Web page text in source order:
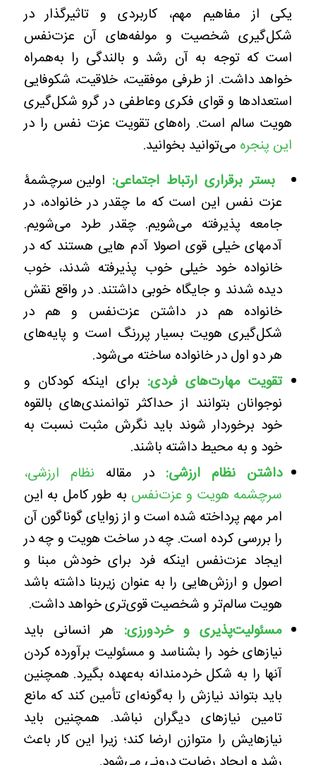
یکی از مفاهیم مهم، کاربردی و تاثیرگذار در
شکل‌گیری شخصیت و مولفه‌های آن عزت‌نفس
است که توجه به آن رشد و بالندگی را به‌همراه
خواهد داشت. از طرفی موفقیت، خلاقیت، شکوفایی
استعدادها و قوای فکری وعاطفی در گرو شکل‌گیری
هویت سالم است. راه‌های تقویت عزت نفس را در
این پنجره می‌توانید بخوانید.
بستر برقراری ارتباط اجتماعی: اولین سرچشمۀ
عزت نفس این است که ما چقدر در خانواده، در
جامعه پذیرفته می‌شویم. چقدر طرد می‌شویم.
آدمهای خیلی قوی اصولا آدم هایی هستند که در
خانواده خود خیلی خوب پذیرفته شدند، خوب
دیده شدند و جایگاه خوبی داشتند. در واقع نقش
خانواده هم در داشتن عزت‌نفس و هم در
شکل‌گیری هویت بسیار پررنگ است و پایه‌های
هر دو اول در خانواده ساخته‌ می‌شود.
تقویت مهارت‌های فردی: برای اینکه کودکان و
نوجوانان بتوانند از حداکثر توانمندی‌های بالقوه
خود برخوردار شوند باید نگرش مثبت نسبت به
خود و به محیط داشته باشند.
داشتن نظام ارزشی: در مقاله نظام ارزشی،
سرچشمه هویت و عزت‌نفس به طور کامل به این
امر مهم پرداخته شده است و از زوایای گوناگون آن
را بررسی کرده است. چه در ساخت هویت و چه در
ایجاد عزت‌نفس اینکه فرد برای خودش مبنا و
اصول و ارزش‌هایی را به عنوان زیربنا داشته باشد
هویت سالم‌تر و شخصیت قوی‌تری خواهد داشت.
مسئولیت‌پذیری و خردورزی: هر انسانی باید
نیازهای خود را بشناسد و مسئولیت برآورده کردن
آنها را به شکل خردمندانه به‌عهده بگیرد. همچنین
باید بتواند نیازش را به‌گونه‌ای تأمین کند که مانع
تامین نیازهای دیگران نباشد. همچنین باید
نیازهایش را متوازن ارضا کند؛ زیرا این کار باعث